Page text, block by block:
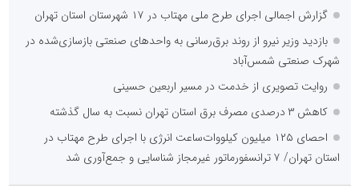
گزارش اجمالی اجرای طرح ملی مهتاب در ۱۷ شهرستان استان تهران
بازدید وزیر نیرو از روند برق‌رسانی به واحدهای صنعتی بازسازی‌شده در
شهرک صنعتی شمس‌آباد
روایت تصویری از خدمت در مسیر اربعین حسینی
کاهش ۳ درصدی مصرف برق استان تهران نسبت به سال گذشته
احصای ۱۲۵ میلیون کیلووات‌ساعت انرژی با اجرای طرح مهتاب در
استان تهران/ ۷ ترانسفورماتور غیرمجاز شناسایی و جمع‌آوری شد